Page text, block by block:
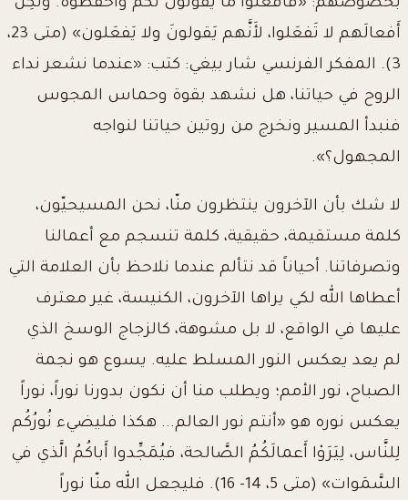
بخصوصهم: «فَافعَلوا ما يَقولونَ لَكم واحفَظوه. ولكِن
أَفعالَهم لا تَفعَلوا، لأَنَّهم
يَقولونَ ولا يَفعَلون» (متى 23،
3). المفكر الفرنسي شار بيغي: كتب: «عندما نشعر نداء
الروح في حياتنا، هل نشهد بقوة وحماس المجوس
فنبدأ المسير ونخرج من روتين حياتنا لنواجه
المجهول؟».
لا شك بأن الآخرون ينتظرون منّا، نحن المسيحيّون،
كلمة مستقيمة، حقيقية، كلمة تنسجم مع أعمالنا
وتصرفاتنا. أحياناً قد نتألم عندما نلاحظ بأن العلامة التي
أعطاها الله لكي يراها الآخرون، الكنيسة، غير معترف
عليها في الواقع، لا بل مشوهة، كالزجاج الوسخ الذي
لم يعد يعكس النور المسلط عليه. يسوع هو نجمة
الصباح، نور الأمم؛ ويطلب منا أن نكون بدورنا نوراً، نوراً
يعكس نوره هو «أنتم نور العالم... هكذا فليضيء نُورُكُم
لِلنَّاس، لِيَرَوْا أَعمالَكُمُ الصَّالحة، فيُمَجِّدوا أَباكُمُ الَّذي في
السَّمَوات» (متى 5، 14- 16). فليجعل الله منّا نوراً